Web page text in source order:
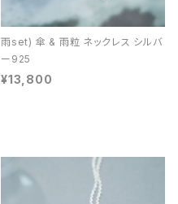
雨set) 傘 & 雨粒 ネックレス シルバ
ー925
¥13,800